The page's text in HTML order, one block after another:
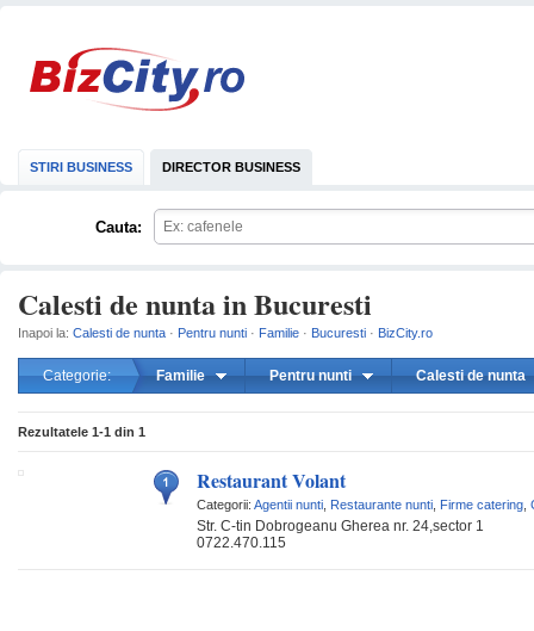
STIRI BUSINESS DIRECTOR BUSINESS
Cauta:
Calesti de nunta in Bucuresti
Inapoi la: Calesti de nunta · Pentru nunti · Familie · Bucuresti · BizCity.ro
Categorie: Familie Pentru nunti Calesti de nunta
Rezultatele 1-1 din 1
Restaurant Volant
Categorii: Agentii nunti Restaurante nunti Firme catering
Str. C-tin Dobrogeanu Gherea nr. 24,sector 1
0722.470.115